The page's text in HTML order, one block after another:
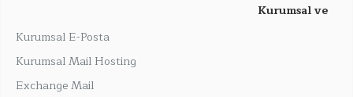
Kurumsal E-Posta
Kurumsal Mail Hosting
Exchange Mail
Kurumsal ve